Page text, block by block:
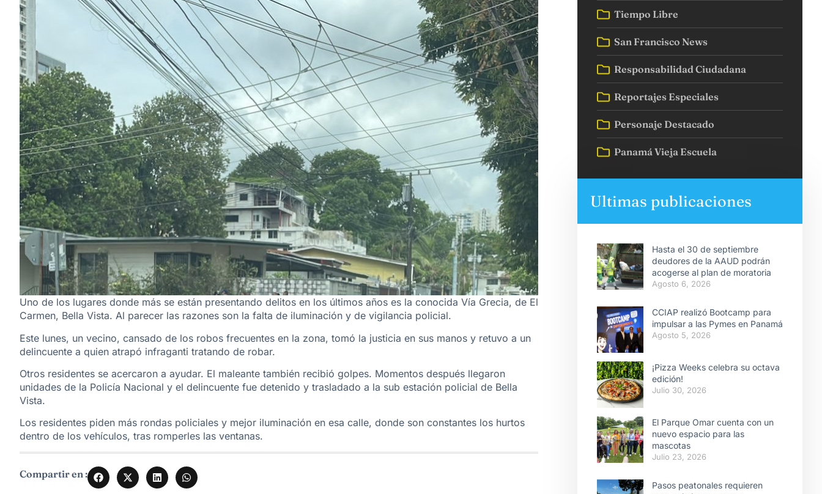
Uno de los lugares donde más se están presentando delitos en los últimos años es la conocida Vía Grecia, de El
Carmen, Bella Vista. Al parecer las razones son la falta de iluminación y de vigilancia policial.
Este lunes, un vecino, cansado de los robos frecuentes en la zona, tomó la justicia en sus manos y retuvo a un
delincuente a quien atrapó infraganti tratando de robar.
Otros residentes se acercaron a ayudar. El maleante también recibió golpes. Momentos después llegaron
unidades de la Policía Nacional y el delincuente fue detenido y trasladado a la sub estación policial de Bella
Vista.
Los residentes piden más rondas policiales y mejor iluminación en esa calle, donde son constantes los hurtos
dentro de los vehículos, tras romperles las ventanas.
Compartir en :
Tiempo Libre
San Francisco News
Responsabilidad Ciudadana
Reportajes Especiales
Personaje Destacado
Panamá Vieja Escuela
Ultimas publicaciones
Hasta el 30 de septiembre
deudores de la AAUD podrán
acogerse al plan de moratoria
Agosto 6, 2026
CCIAP realizó Bootcamp para
impulsar a las Pymes en Panamá
Agosto 5, 2026
¡Pizza Weeks celebra su octava
edición!
Julio 30, 2026
El Parque Omar cuenta con un
nuevo espacio para las
mascotas
Julio 23, 2026
Pasos peatonales requieren